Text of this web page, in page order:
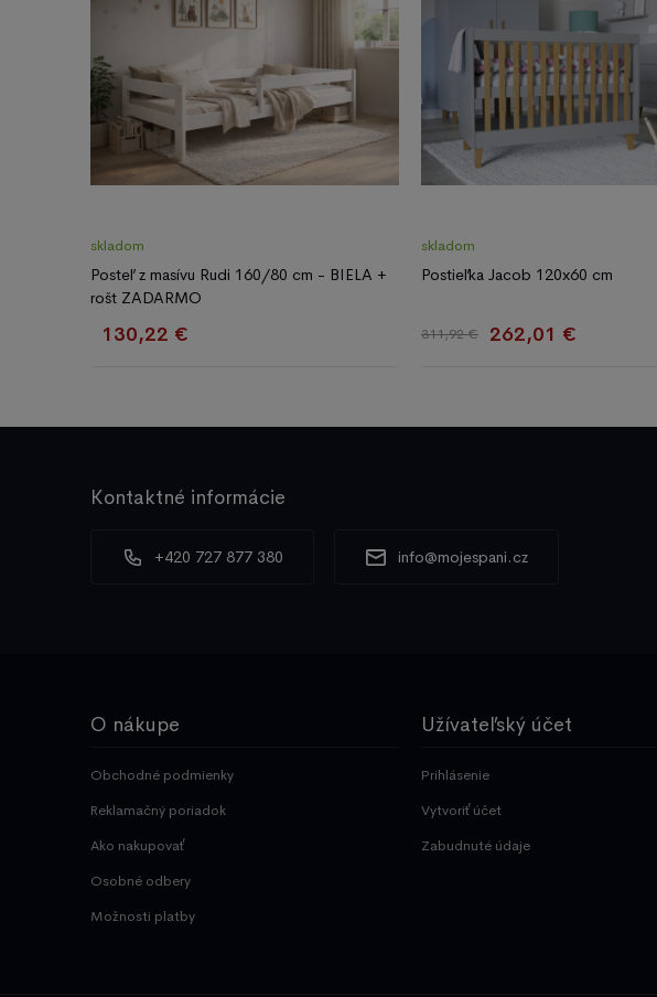
skladom
Posteľ z masívu Rudi 160/80 cm - BIELA +
rošt ZADARMO
130,22 €
skladom
Postieľka Jacob 120x60 cm
311,92 € 262,01 €
Kontaktné informácie
+420 727 877 380 info@mojespani.cz
O nákupe
Obchodné podmienky
Reklamačný poriadok
Ako nakupovať
Osobné odbery
Možnosti platby
Užívateľský účet
Prihlásenie
Vytvoriť účet
Zabudnuté údaje